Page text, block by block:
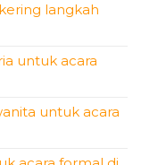
langkah
untuk acara
untuk acara